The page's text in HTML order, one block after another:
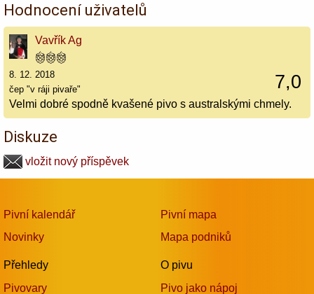
Hodnocení uživatelů
Vavřík Ag
7,0
8. 12. 2018
čep "v ráji pivaře"
Velmi dobré spodně kvašené pivo s australskými chmely.
Diskuze
vložit nový příspěvek
Pivní kalendář
Novinky
Přehledy
Pivovary
Pivní mapa
Mapa podniků
O pivu
Pivo jako nápoj